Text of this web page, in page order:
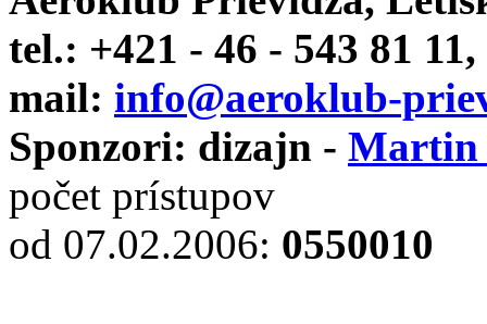
tel.: +421 - 46 - 543 81
mail: info@aeroklub-
Sponzori: dizajn -
počet prístupov
od 07.02.2006: 0550010